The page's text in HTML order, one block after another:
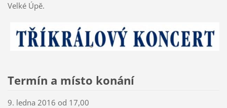
Velké Úpě.
Termín a místo konání
9. ledna 2016 od 17,00